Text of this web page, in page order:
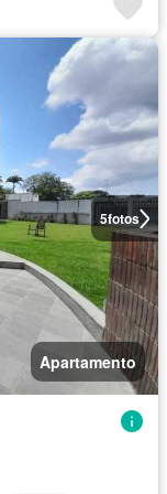
5fotos
Apartamento